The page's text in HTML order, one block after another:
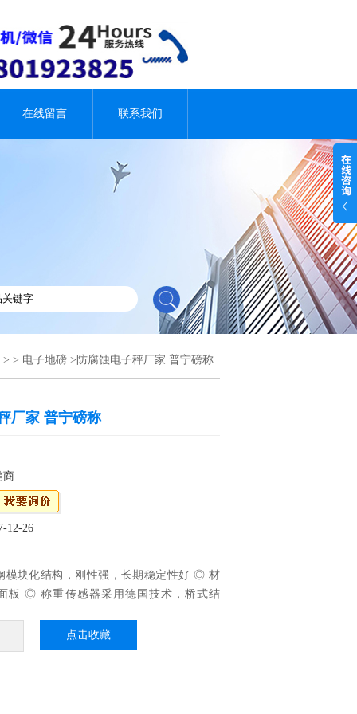
在线留言 联系我们
> > 电子地磅 >防腐蚀电子秤厂家 普宁磅称
厂家 普宁磅称
商
12-26
块化结构，刚性强，长期稳定性好 ◎ 材
板 ◎ 称重传感器采用德国技术，桥式结
点击收藏